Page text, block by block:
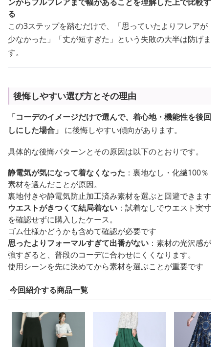
る
この3ステップを踏むだけで、「思っていたよりフレアが
少なかった」「丈が短すぎた」という失敗の大半は防げま
す。
後悔しやすい選び方とその理由
「コーデのイメージだけで選んで、着心地・機能性を後回
しにした場合」
に後悔しやすい傾向があります。
具体的な後悔パターンとその原因は以下のとおりです。
静電気が気になって着なくなった ：裏地なし・化繊100％
素材を選んだことが原因。
裏地付きや静電気防止加工済み素材を選ぶと回避できます
ウエストがきつくて結局着ない ：試着なしでウエスト実寸
を確認せずに購入したケース。
ゴム仕様かどうかも含めて確認が必要です
思ったよりフォーマルすぎて出番がない ：素材の光沢感が
強すぎると、普段のコーデに合わせにくくなります。
使用シーンを先に決めてから素材を選ぶことが重要です
今回紹介する商品一覧